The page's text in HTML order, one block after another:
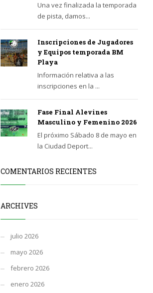
Una vez finalizada la temporada
de pista, damos...
Inscripciones de Jugadores
y Equipos temporada BM
Playa
Información relativa a las
inscripciones en la ...
Fase Final Alevines
Masculino y Femenino 2026
El próximo Sábado 8 de mayo en
la Ciudad Deport...
COMENTARIOS RECIENTES
ARCHIVES
julio 2026
mayo 2026
febrero 2026
enero 2026